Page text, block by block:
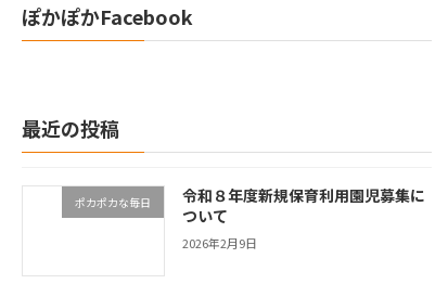
ぽかぽかFacebook
最近の投稿
ポカポカな毎日
令和８年度新規保育利用園児募集に
ついて
2026年2月9日